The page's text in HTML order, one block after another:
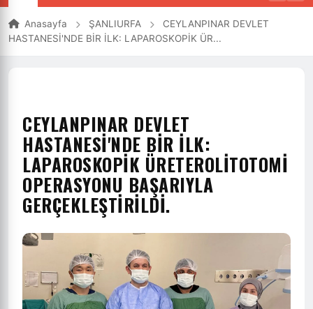
Anasayfa ŞANLIURFA
CEYLANPINAR DEVLET
HASTANESİ'NDE BİR İLK: LAPAROSKOPİK ÜR...
CEYLANPINAR DEVLET
HASTANESİ'NDE BİR İLK:
LAPAROSKOPİK ÜRETEROLİTOTOMİ
OPERASYONU BAŞARIYLA
GERÇEKLEŞTİRİLDİ.